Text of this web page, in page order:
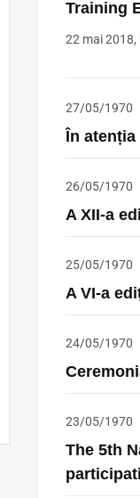
Training
22 mai 2018,
27/05/1970
În
26/05/1970
A XII-a
25/05/1970
A VI-a
24/05/1970
23/05/1970
The 5th